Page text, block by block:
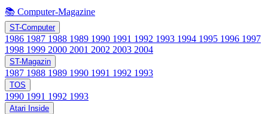
📚 Computer-Magazine
ST-Computer
1986 1987 1988 1989 1990 1991 1992 1993 1994 1995 1996 1997
1998 1999 2000 2001 2002 2003 2004
ST-Magazin
1987 1988 1989 1990 1991 1992 1993
TOS
1990 1991 1992 1993
Atari Inside